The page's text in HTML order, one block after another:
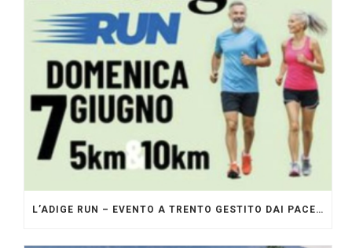
L’ADIGE RUN – EVENTO A TRENTO GESTITO DAI PACERS GLI ORIGINALI